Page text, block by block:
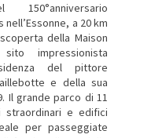
a 20 km
della Maison
impressionista
del pittore
e della sua
Il grande parco di 11
e edifici
per passeggiate